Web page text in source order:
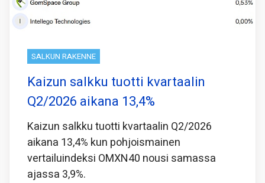
SALKUN RAKENNE
Kaizun salkku tuotti kvartaalin
Q2/2026 aikana 13,4%
Kaizun salkku tuotti kvartaalin Q2/2026
aikana 13,4% kun pohjoismainen
vertailuindeksi OMXN40 nousi samassa
ajassa 3,9%.